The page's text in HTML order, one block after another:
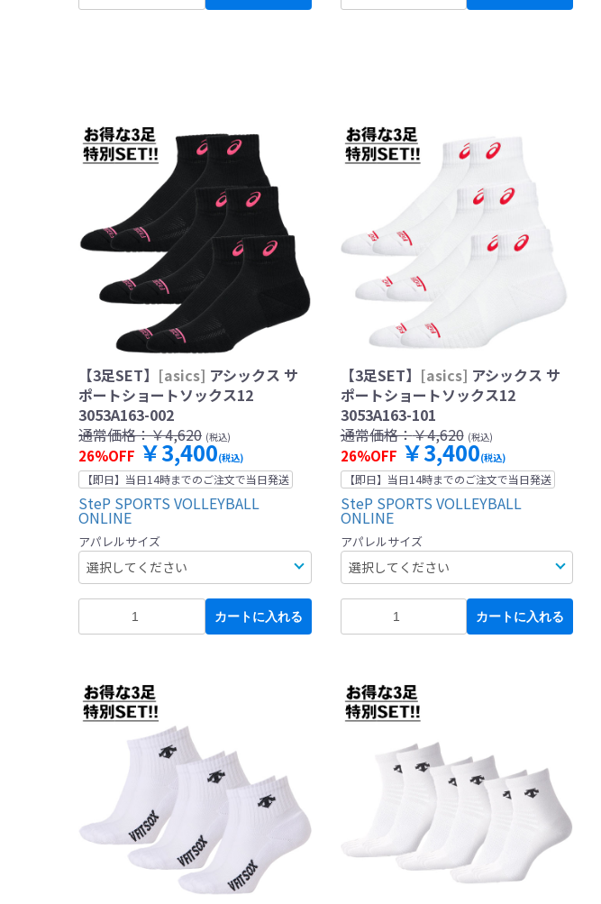
【3足SET】 [asics] アシックス サ
ポートショートソックス12
3053A163-002
通常価格：￥4,620 (税込)
26%OFF ￥3,400(税込)
【即日】当日14時までのご注文で当日発送
SteP SPORTS VOLLEYBALL
ONLINE
アパレルサイズ
カートに入れる
【3足SET】 [asics] アシックス サ
ポートショートソックス12
3053A163-101
通常価格：￥4,620 (税込)
26%OFF￥3,400(税込)
【即日】当日14時までのご注文で当日発送
SteP SPORTS VOLLEYBALL
ONLINE
アパレルサイズ
カートに入れる